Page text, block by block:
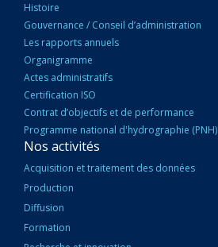
Histoire
Gouvernance / Conseil d’administration
Les rapports annuels
Organigramme
Actes administratifs
Certification ISO
Contrat d’objectifs et de performance
Programme national d'hydrographie (PNH)
Nos activités
Acquisition et traitement des données
Production
Diffusion
Formation